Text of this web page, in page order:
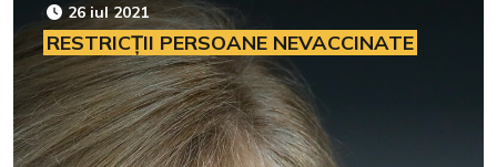
26 iul 2021
RESTRICȚII PERSOANE NEVACCINATE